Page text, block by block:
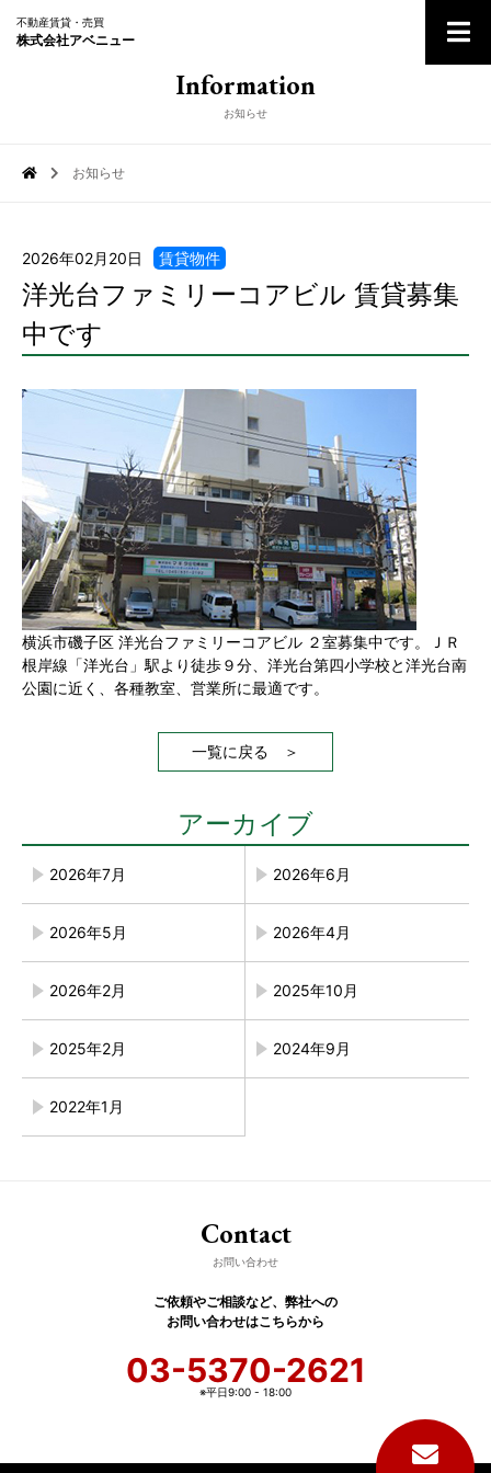
不動産賃貸・売買
株式会社アベニュー
Information
お知らせ
 お知らせ
2026年02月20日 賃貸物件
洋光台ファミリーコアビル 賃貸募集
中です
横浜市磯子区 洋光台ファミリーコアビル ２室募集中です。ＪＲ
根岸線「洋光台」駅より徒歩９分、洋光台第四小学校と洋光台南
公園に近く、各種教室、営業所に最適です。
一覧に戻る ＞
アーカイブ
2026年7月 2026年6月
2026年5月 2026年4月
2026年2月 2025年10月
2025年2月 2024年9月
2022年1月
Contact
お問い合わせ
ご依頼やご相談など、弊社への
お問い合わせはこちらから
03-5370-2621
※平日9:00 - 18:00